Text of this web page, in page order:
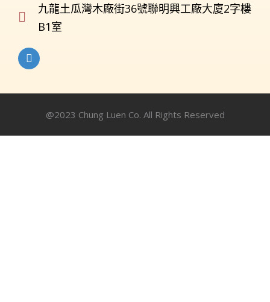
九龍土瓜灣木廠街36號聯明興工廠大廈2字樓
B1室
@2023 Chung Luen Co. All Rights Reserved